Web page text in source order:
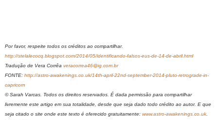
Por favor, respeite todos os créditos ao compartilhar.
http://stelalecocq.blogspot.com/2014/05/identificando-falsos-eus-de-14-de-abril.html
Tradução de Vera Corrêa veracorrea46@ig.com.br
FONTE: http://astro-awakenings.co.uk/14th-april-22nd-september-2014-pluto-retrograde-in-
capricorn
© Sarah Varcas. Todos os direitos reservados. É dada permissão para compartilhar
livremente este artigo em sua totalidade, desde que seja dado todo crédito ao autor. E que
seja citado o site onde este texto é oferecido gratuitamente: www.astro-awakenings.co.uk